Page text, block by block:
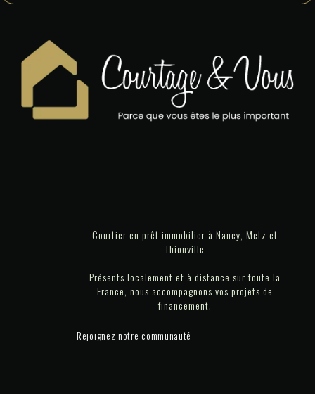
Courtier en prêt immobilier à Nancy, Metz et
Thionville
Présents localement et à distance sur toute la
France, nous accompagnons vos projets de
financement.
Rejoignez notre communauté